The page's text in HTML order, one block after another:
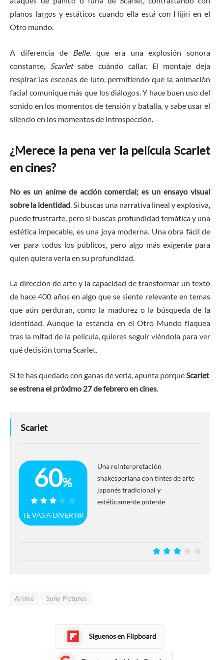
planos largos y estáticos cuando ella está con Hijiri en el
Otro mundo.
A diferencia de Belle, que era una explosión sonora
constante, Scarletsabe cuándo callar. El montaje deja
respirar las escenas de luto, permitiendo que la animación
facial comunique más que los diálogos. Y hace buen uso del
sonido en los momentos de tensión y batalla, y sabe usar el
silencio en los momentos de introspección.
¿Merece la pena ver la película Scarlet
en cines?
No es un anime de acción comercial; es un ensayo visual
sobre la identidad. Si buscas una narrativa lineal y explosiva,
puede frustrarte, pero si buscas profundidad temática y una
estética impecable, es una joya moderna. Una obra fácil de
ver para todos los públicos, pero algo más exigente para
quien quiera verla en su profundidad.
La dirección de arte y la capacidad de transformar un texto
de hace 400 años en algo que se siente relevante en temas
que aún perduran, como la madurez o la búsqueda de la
identidad. Aunque la estancia en el Otro Mundo flaquea
tras la mitad de la película, quieres seguir viéndola para ver
qué decisión toma Scarlet.
Si te has quedado con ganas de verla, apunta porqueScarlet
se estrena el próximo 27 de febrero en cines.
Scarlet
60%
60%
TE VAS A DIVERTIR
Una reinterpretación
shakesperiana con tintes de arte
japonés tradicional y
estéticamente potente
Anime Sony Pictures
Síguenos en Flipboard